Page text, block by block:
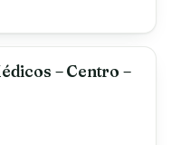
– Centro –